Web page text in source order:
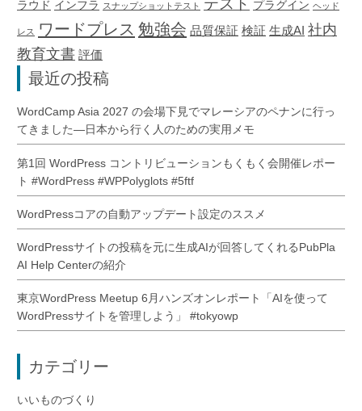
ラウド インフラ スナップショットテスト プラグイン ヘッド
レス ワードプレス 勉強会 品質保証 検証 生成AI 社内
教育文書 評価
最近の投稿
WordCamp Asia 2027 の会場下見でマレーシアのペナンに行っ
てきました―日本から行く人のための実用メモ
第1回 WordPress コントリビューションもくもく会開催レポー
ト #WordPress #WPPolyglots #5ftf
WordPressコアの自動アップデート設定のススメ
WordPressサイトの投稿を元に生成AIが回答してくれるPubPla
AI Help Centerの紹介
東京WordPress Meetup 6月ハンズオンレポート「AIを使って
WordPressサイトを管理しよう」 #tokyowp
カテゴリー
いいものづくり